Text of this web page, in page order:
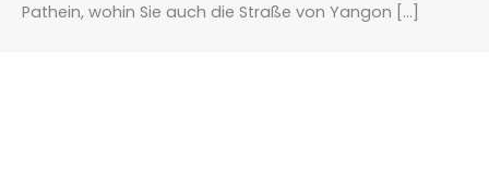
Pathein, wohin Sie auch die Straße von Yangon […]